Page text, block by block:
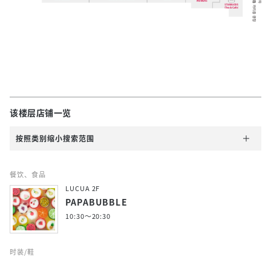
该楼层店铺一览
按照类别缩小搜索范围
餐饮、食品
LUCUA 2F
PAPABUBBLE
10:30～20:30
时装/鞋